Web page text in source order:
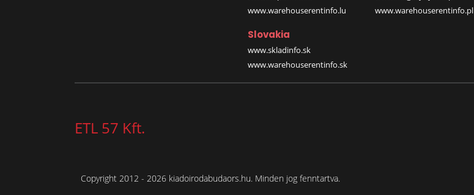
www.warehouserentinfo.lu
www.warehouserentinfo.pl
Slovakia
www.skladinfo.sk
www.warehouserentinfo.sk
ETL 57 Kft.
Copyright 2012 - 2026 kiadoirodabudaors.hu. Minden jog fenntartva.